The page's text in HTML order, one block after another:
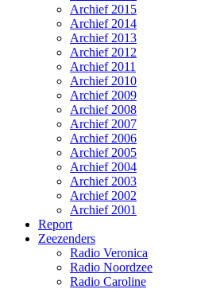
Archief 2015
Archief 2014
Archief 2013
Archief 2012
Archief 2011
Archief 2010
Archief 2009
Archief 2008
Archief 2007
Archief 2006
Archief 2005
Archief 2004
Archief 2003
Archief 2002
Archief 2001
Report
Zeezenders
Radio Veronica
Radio Noordzee
Radio Caroline